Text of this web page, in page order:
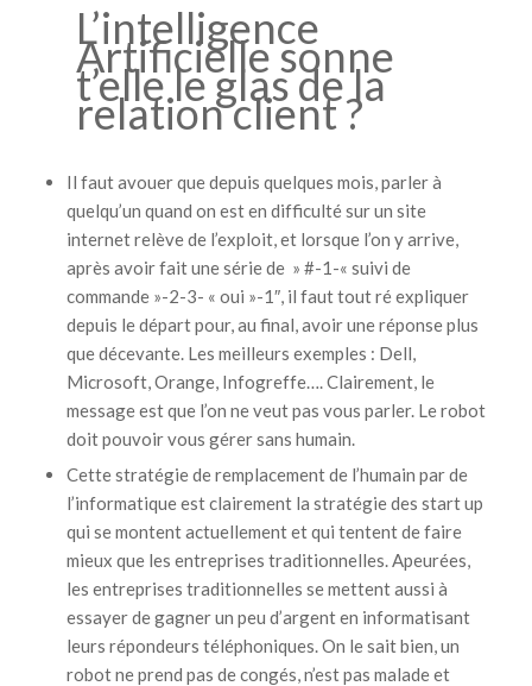
L’intelligence
Artificielle sonne
t’elle le glas de la
relation client ?
Il faut avouer que depuis quelques mois, parler à
quelqu’un quand on est en difficulté sur un site
internet relève de l’exploit, et lorsque l’on y arrive,
après avoir fait une série de » #-1-« suivi de
commande »-2-3- « oui »-1″, il faut tout ré expliquer
depuis le départ pour, au final, avoir une réponse plus
que décevante. Les meilleurs exemples : Dell,
Microsoft, Orange, Infogreffe…. Clairement, le
message est que l’on ne veut pas vous parler. Le robot
doit pouvoir vous gérer sans humain.
Cette stratégie de remplacement de l’humain par de
l’informatique est clairement la stratégie des start up
qui se montent actuellement et qui tentent de faire
mieux que les entreprises traditionnelles. Apeurées,
les entreprises traditionnelles se mettent aussi à
essayer de gagner un peu d’argent en informatisant
leurs répondeurs téléphoniques. On le sait bien, un
robot ne prend pas de congés, n’est pas malade et